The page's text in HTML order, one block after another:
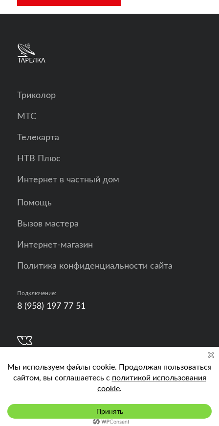
Подключить
Триколор
МТС
Телекарта
НТВ Плюс
Интернет в частный дом
Помощь
Вызов мастера
Интернет-магазин
Политика конфиденциальности сайта
Подключение:
8 (958) 197 77 51
Кислород